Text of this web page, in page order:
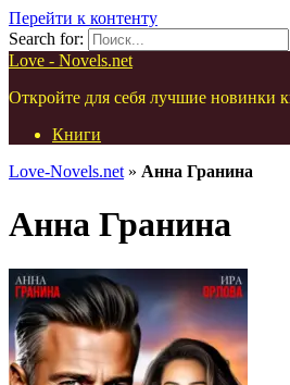
Перейти к контенту
Search for:
Love - Novels.net
Откройте для себя лучшие новинки
Книги
Love-Novels.net » Анна Гранина
Анна Гранина